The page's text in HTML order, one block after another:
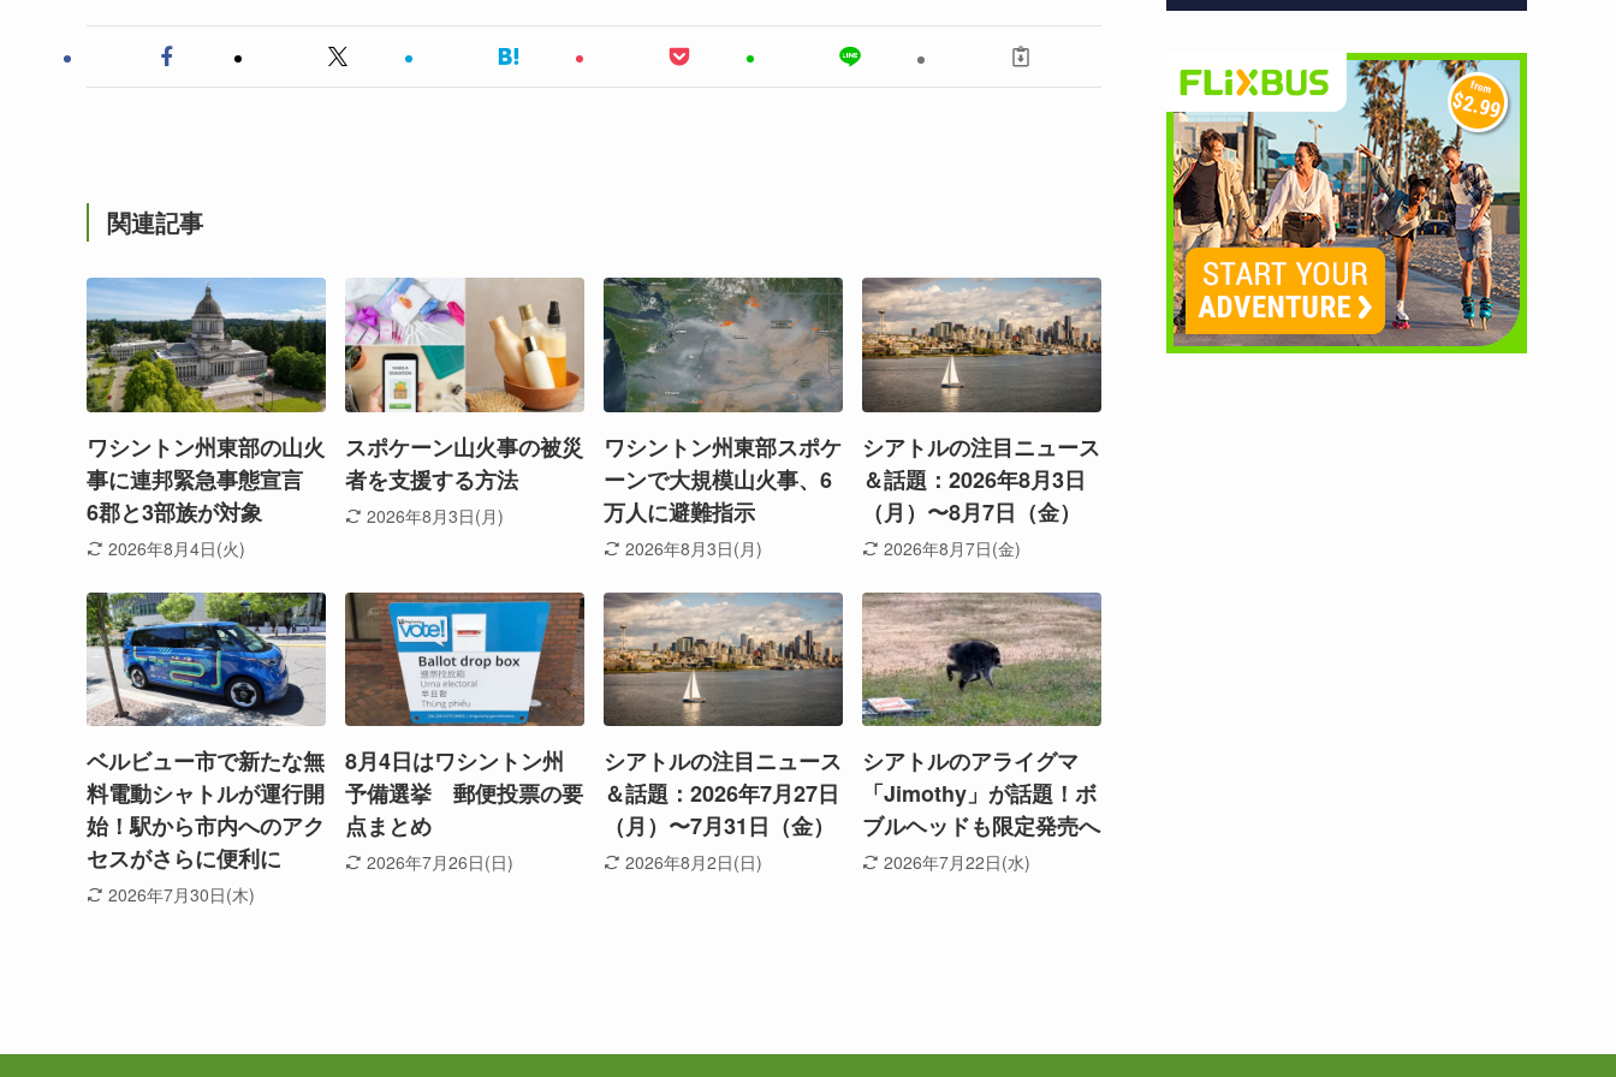
関連記事
ワシントン州東部の山火
事に連邦緊急事態宣言
6郡と3部族が対象
2026年8月4日(火)
スポケーン山火事の被災
者を支援する方法
2026年8月3日(月)
ワシントン州東部スポケ
ーンで大規模山火事、6
万人に避難指示
2026年8月3日(月)
シアトルの注目ニュース
＆話題：2026年8月3日
（月）〜8月7日（金）
2026年8月7日(金)
ベルビュー市で新たな無
料電動シャトルが運行開
始！駅から市内へのアク
セスがさらに便利に
2026年7月30日(木)
8月4日はワシントン州
予備選挙 郵便投票の要
点まとめ
2026年7月26日(日)
シアトルの注目ニュース
＆話題：2026年7月27日
（月）〜7月31日（金）
2026年8月2日(日)
シアトルのアライグマ
「Jimothy」が話題！ボ
ブルヘッドも限定発売へ
2026年7月22日(水)